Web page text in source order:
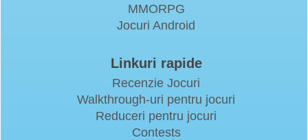
MMORPG
Jocuri Android
Linkuri rapide
Recenzie Jocuri
Walkthrough-uri pentru jocuri
Reduceri pentru jocuri
Contests